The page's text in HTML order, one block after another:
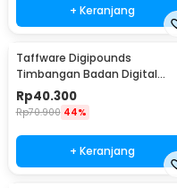
+ Keranjang
Taffware Digipounds
Timbangan Badan Digital
Scale Battery 0.05kg 180kg -
SC-15
Rp40.300
Rp70.900 44%
+ Keranjang